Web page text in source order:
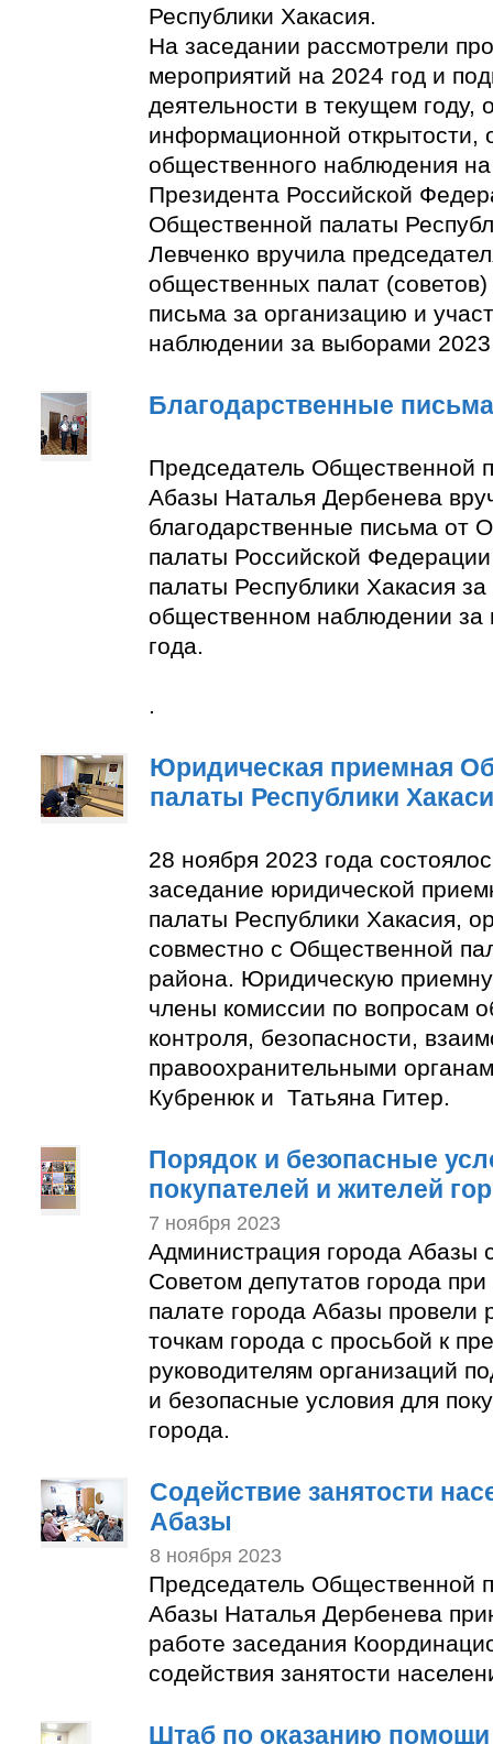
Республики Хакасия.
На заседании рассмотрели
мероприятий на 2024 год и
деятельности в текущем году,
информационной открытости,
общественного наблюдения
Президента Российской
Общественной палаты
Левченко вручила
общественных палат
письма за организацию и
наблюдении за выборами 2023
Благодарственные письма
Председатель Общественной
Абазы Наталья Дербенева
благодарственные письма от
палаты Российской
палаты Республики Хакасия за
общественном наблюдении за
года.
.
Юридическая приемная
палаты Республики
28 ноября 2023 года
заседание юридической
палаты Республики Хакасия,
совместно с Общественной
района. Юридическую
члены комиссии по вопросам
контроля, безопасности,
правоохранительными
Кубренюк и Татьяна Гитер.
Порядок и безопасные
покупателей и жителей
7 ноября 2023
Администрация города Абазы
Советом депутатов города
палате города Абазы провели
точкам города с просьбой к
руководителям организаций
и безопасные условия для
города.
Содействие занятости
Абазы
8 ноября 2023
Председатель Общественной
Абазы Наталья Дербенева
работе заседания
содействия занятости
Штаб по оказанию помощи